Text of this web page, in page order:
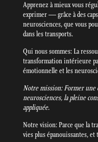
Apprenez à mieux vous
exprimer — grâce à des
neurosciences, que vous
dans les transports.
Qui nous sommes: La
transformation intérieure
émotionnelle et les
Notre mission: Former une
neurosciences, la pleine
appliquée.
Notre vision: Parce que la
vies plus épanouissantes,